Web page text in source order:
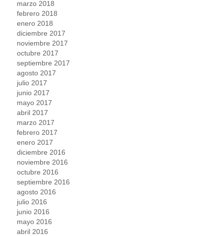
marzo 2018
febrero 2018
enero 2018
diciembre 2017
noviembre 2017
octubre 2017
septiembre 2017
agosto 2017
julio 2017
junio 2017
mayo 2017
abril 2017
marzo 2017
febrero 2017
enero 2017
diciembre 2016
noviembre 2016
octubre 2016
septiembre 2016
agosto 2016
julio 2016
junio 2016
mayo 2016
abril 2016